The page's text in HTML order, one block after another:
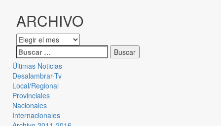
ARCHIVO
Últimas Noticias
Desalambrar-Tv
Local/Regional
Provinciales
Nacionales
Internacionales